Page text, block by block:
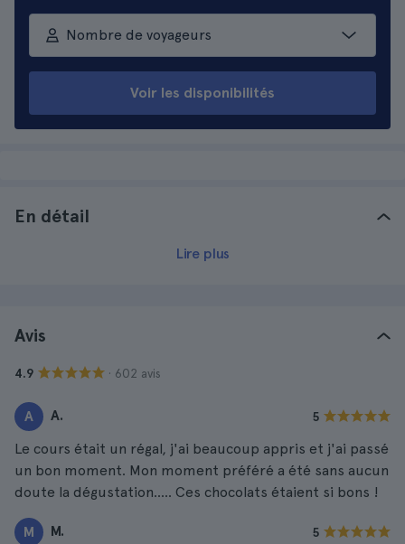
Nombre de voyageurs
Voir les disponibilités
En détail
Lire plus
Avis
4.9 · 602 avis
A A. 5
Le cours était un régal, j'ai beaucoup appris et j'ai passé
un bon moment. Mon moment préféré a été sans aucun
doute la dégustation..... Ces chocolats étaient si bons !
M M. 5